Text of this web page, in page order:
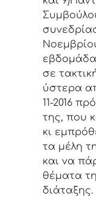
σε
ύστερα
11-2016
της, πoυ
κι
τα μέλη
και vα
θέματα
διάταξης.